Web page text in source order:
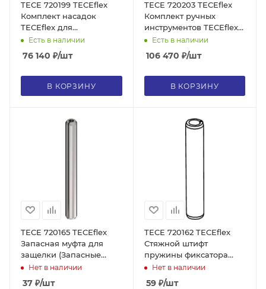
TECE 720199 TECEflex
Комплект насадок
TECEflex для
электрического
инструмента Rehau
Rautool
Есть в наличии
76 140 ₽/шт
В КОРЗИНУ
TECE 720203 TECEflex
Комплект ручных
инструментов TECEflex
для расширения труб и
запрессовки втулок, для
диаметров 16, 20, 25, 32
Есть в наличии
106 470 ₽/шт
В КОРЗИНУ
TECE 720165 TECEflex
Запасная муфта для
защелки (Запасные
части для арт. 720050)
Нет в наличии
37 ₽/шт
TECE 720162 TECEflex
Стяжной штифт
пружины фиксатора
(Запасные части для
арт. 720050)
Нет в наличии
59₽/шт